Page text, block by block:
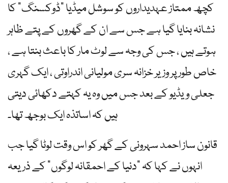
کچھ ممتاز عہدیداروں کو سوشل میڈیا "ڈوکسنگ” کا
نشانہ بنایا گیا ہے جس سے ان کے گھروں کے پتے ظاہر
ہوتے ہیں ، جس کی وجہ سے لوٹ مار کا باعث بنتا ہے ،
خاص طور پر وزیر خزانہ سری مولیانی اندراوتی ، ایک گہری
جعلی ویڈیو کے بعد جس میں وہ یہ کہتے دکھائی دیتی
ہیں کہ اساتذہ ایک بوجھ تھا۔
قانون ساز احمد سہرونی کے گھر کو اس وقت لوٹا گیا جب
انہوں نے کہا کہ "دنیا کے احمقانہ لوگوں” کے ذریعہ